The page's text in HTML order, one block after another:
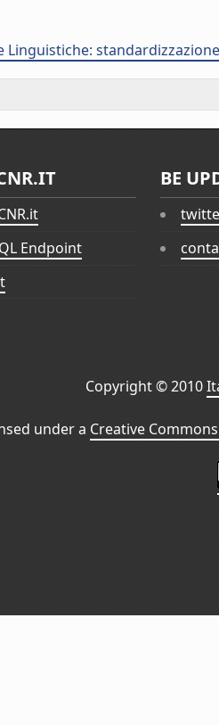
Linguistiche:
Endpoint
BE
Copyright © 2010
under a Creative